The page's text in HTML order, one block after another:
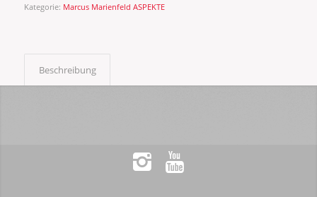
Kategorie: Marcus Marienfeld ASPEKTE
Beschreibung